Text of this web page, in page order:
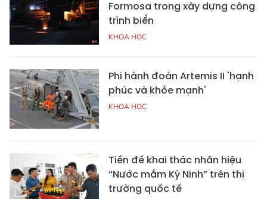
Formosa trong xây dựng công
trình biển
KHOA HỌC
Phi hành đoàn Artemis II 'hạnh
phúc và khỏe mạnh'
KHOA HỌC
Tiền đề khai thác nhãn hiệu
“Nước mắm Kỳ Ninh” trên thị
trường quốc tế